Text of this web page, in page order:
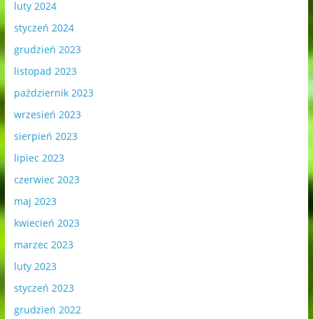
luty 2024
styczeń 2024
grudzień 2023
listopad 2023
październik 2023
wrzesień 2023
sierpień 2023
lipiec 2023
czerwiec 2023
maj 2023
kwiecień 2023
marzec 2023
luty 2023
styczeń 2023
grudzień 2022